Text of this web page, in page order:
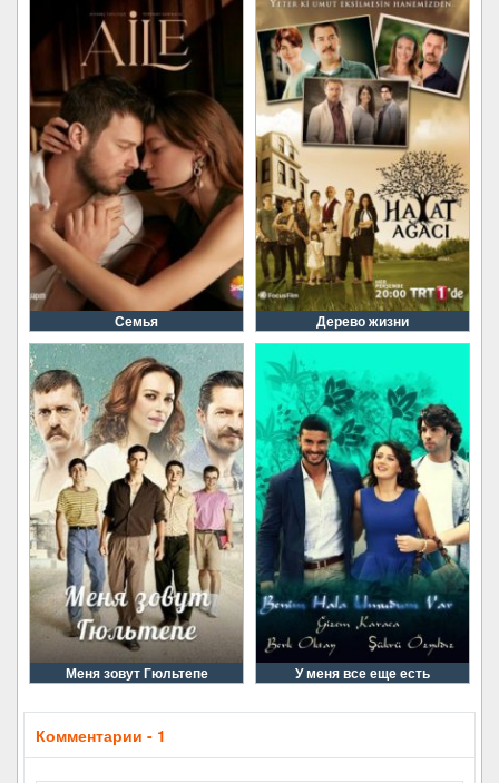
Семья Дерево жизни
Меня зовут Гюльтепе У меня все еще есть
Комментарии - 1